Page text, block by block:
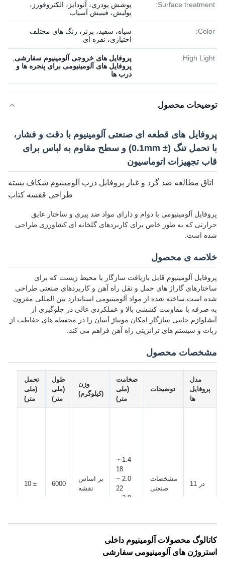
Surface treatment:
پوشش پودری، آنودایز، الکتروفورز،
پولیش، فینیش آسیاب
Color:
سیاه، سفید، برنز، رنگ های مختلف
اختیاری، نقره ای
High Light: پروفایل های خروجی آلومینیوم سفارشی
پروفایل های آلومینیومی برای پنجره ها و
درب ها
توضیحات محصول
پروفایل های قطعه ای صنعتی آلومینیوم با دقت و فشار،
با تحمل تنگ (± 0.1mm) و سطح مقاوم به لباس برای
قاب تجهیزات اتوماسیون
اتاق مطالعه ضد گرد و غبار پروفایل درب آلومینیوم شکاف بسته
طراحی قفسه کتاب
پروفایل آلومینیومی با دوام و دارای مواد ضد پیری و ساختار عایق
حرارتی که به طور خاص برای کاربردهای گلخانه ای کشاورزی طراحی
شده است.
خلاصه ی محصول
پروفایل آلومینیوم قابل بازیافت سازگار با محیط زیست که برای
ساختارهای گاراژ های حمل و نقل راه آهن و کاربردهای صنعتی طراحی
شده است.ساخته شده از مواد آلومینیومی استاندارد بین المللی مقرون
به صرفه با مقاومت کششی بالا و عملکردی عالی در جلوگیری از
آتشلوازم جانبی سازگار امکان مونتاژ آسان را در محفظه های حفاظت از
ربات و سیستم های ترانزیتی راه آهن فراهم می کند.
مشخصات محصول
مدل
پروفایل
ها
توضیحات
ضخامت
(ملی
متر)
وزن
(کیلوگرم)
طول
(ملی
متر)
تحمل
(ملی
متر)
در 11
مشخصات
صنعتی
1.4 ~
18
2.0 ~
22
بر اساس
نقشه
6000
± 10
کاتالوگ محصولات آلومینیوم داخلی
استروژن های آلومینیومی سفارشی